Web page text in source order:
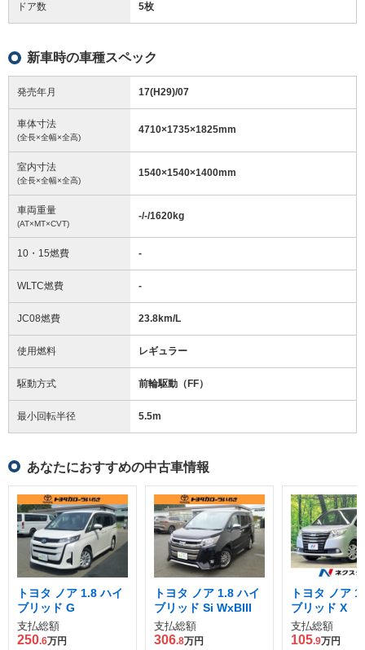
ドア数 5枚
新車時の車種スペック
発売年月 17(H29)/07
車体寸法
(全長×全幅×全高)
4710×1735×1825mm
室内寸法
(全長×全幅×全高)
1540×1540×1400mm
車両重量
(AT×MT×CVT)
-/-/1620kg
10・15燃費 -
WLTC燃費 -
JC08燃費 23.8km/L
使用燃料 レギュラー
駆動方式 前輪駆動（FF）
最小回転半径 5.5m
あなたにおすすめの中古車情報
トヨタ ノア 1.8 ハイ
ブリッド G
支払総額
250.6万円
トヨタ ノア 1.8 ハイ
ブリッド Si WxBIII
支払総額
306.8万円
トヨタ ノア
ブリッド X
支払総額
105.9万円